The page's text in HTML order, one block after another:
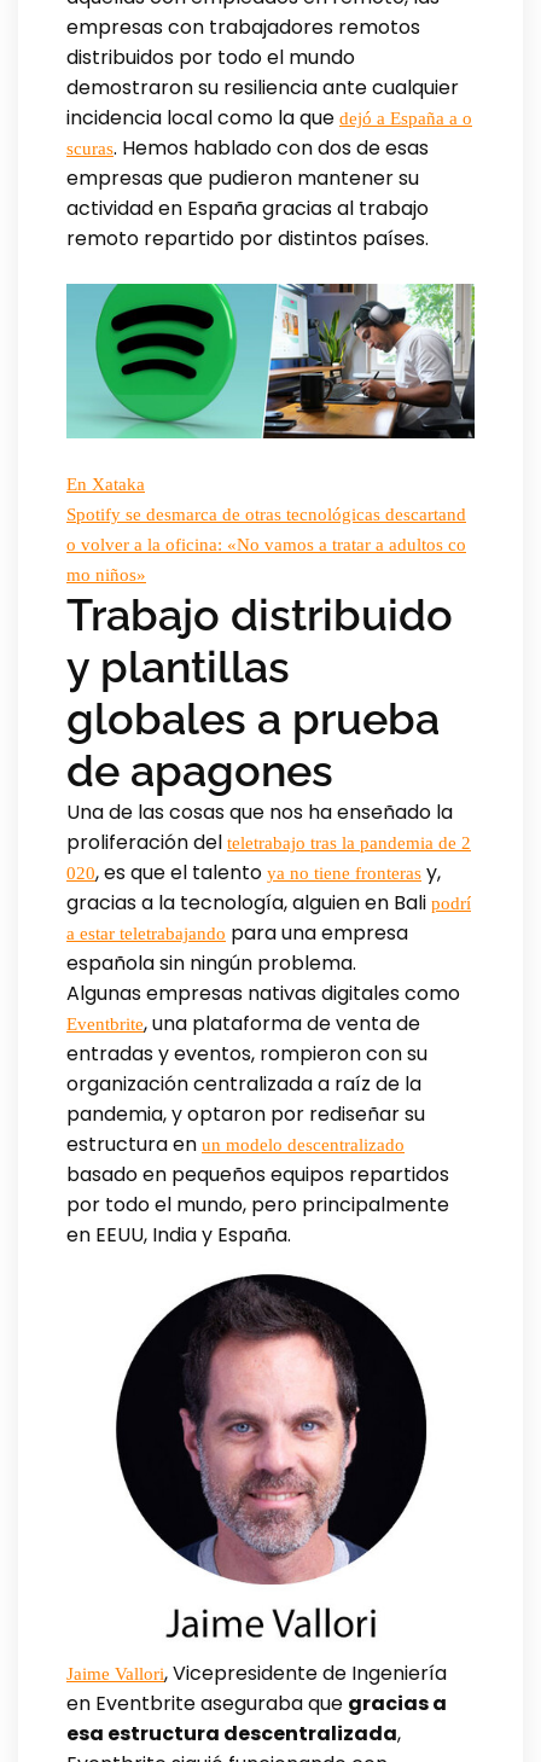
empresas con trabajadores remotos
distribuidos por todo el mundo
demostraron su resiliencia ante cualquier
incidencia local como la que dejó a España a o
scuras. Hemos hablado con dos de esas
empresas que pudieron mantener su
actividad en España gracias al trabajo
remoto repartido por distintos países.
En Xataka
Spotify se desmarca de otras tecnológicas descartand
o volver a la oficina: «No vamos a tratar a adultos co
mo niños»
Trabajo distribuido
y plantillas
globales a prueba
de apagones
Una de las cosas que nos ha enseñado la
proliferación del teletrabajo tras la pandemia de 2
020, es que el talento ya no tiene fronteras y,
gracias a la tecnología, alguien en Bali podrí
a estar teletrabajando para una empresa
española sin ningún problema.
Algunas empresas nativas digitales como
Eventbrite, una plataforma de venta de
entradas y eventos, rompieron con su
organización centralizada a raíz de la
pandemia, y optaron por rediseñar su
estructura en un modelo descentralizado
basado en pequeños equipos repartidos
por todo el mundo, pero principalmente
en EEUU, India y España.
Jaime Vallori, Vicepresidente de Ingeniería
en Eventbrite aseguraba que gracias a
esa estructura descentralizada,